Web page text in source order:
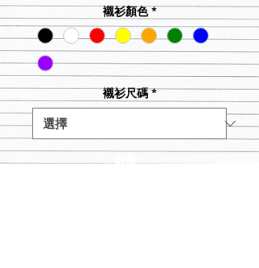
襯衫顏色 *
襯衫尺碼 *
數量 *